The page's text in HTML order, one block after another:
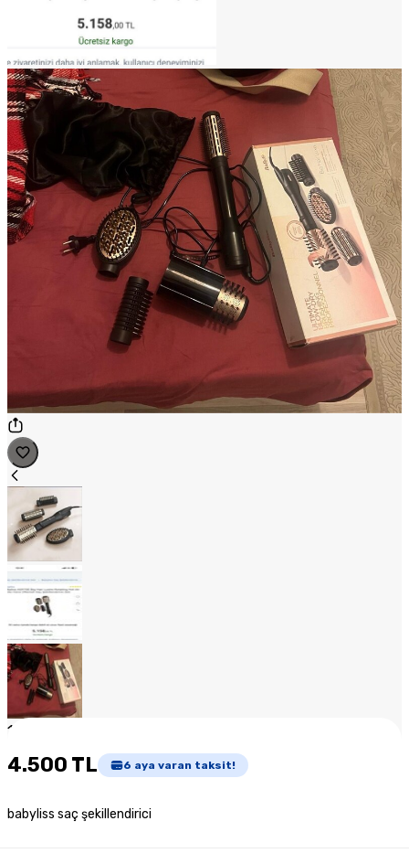
1
4.500 TL 6 aya varan taksit!
babyliss saç şekillendirici